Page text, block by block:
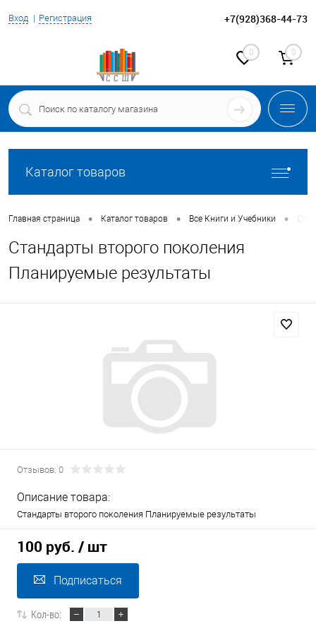
Вход Регистрация +7(928)368-44-73
0 0
Каталог товаров
Главная страница • Каталог товаров • Все Книги и Учебники •
Стандарты второго поколения
Планируемые результаты
Отзывов: 0
Описание товара:
Стандарты второго поколения Планируемые результаты
100 руб. / шт
Подписаться
Кол-во: